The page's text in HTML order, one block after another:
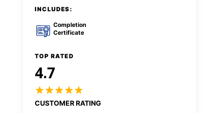
INCLUDES:
Completion
Certificate
TOP RATED
4.7
CUSTOMER RATING